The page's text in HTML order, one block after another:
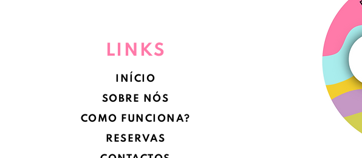
LINKS
INÍCIO
SOBRE NÓS
COMO FUNCIONA?
RESERVAS